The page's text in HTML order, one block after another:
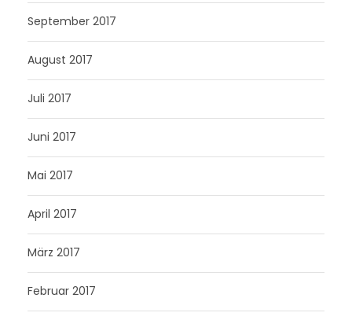
September 2017
August 2017
Juli 2017
Juni 2017
Mai 2017
April 2017
März 2017
Februar 2017